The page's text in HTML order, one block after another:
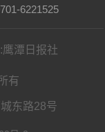
6221525
鹰潭日报社
有
东路28号